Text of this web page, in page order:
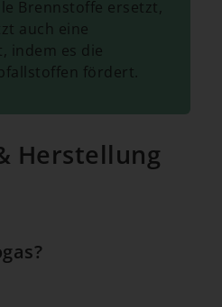
Brennstoffe ersetzt,
auch eine
indem es die
fördert.
Herstellung